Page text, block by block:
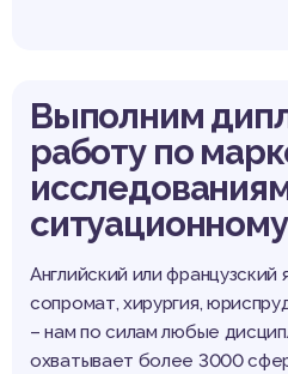
Выполним
работу по
Английский или французский
сопромат, хирургия,
– нам по силам любые
охватывает более 3000